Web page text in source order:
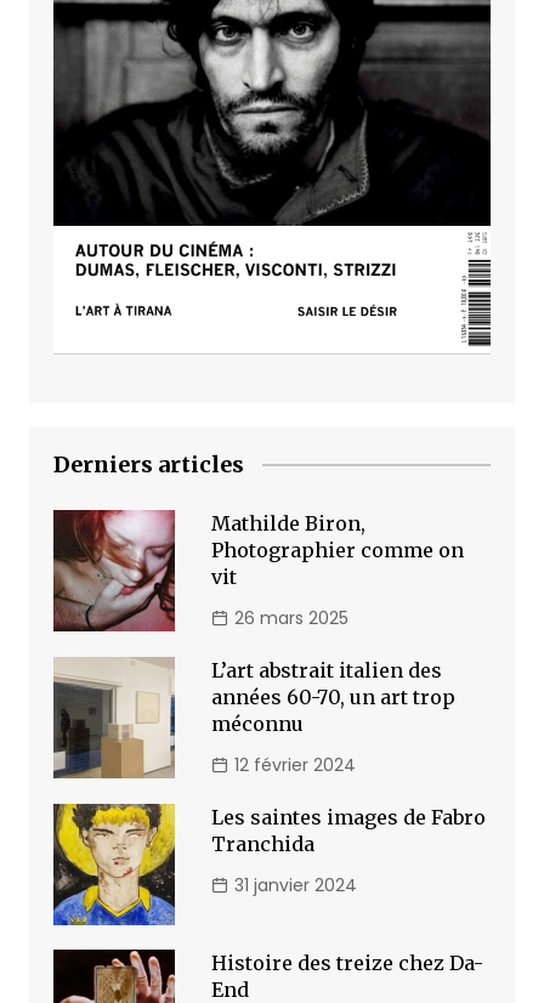
Derniers articles
Mathilde Biron,
Photographier comme on
vit
26 mars 2025
L’art abstrait italien des
années 60-70, un art trop
méconnu
12 février 2024
Les saintes images de Fabro
Tranchida
31 janvier 2024
Histoire des treize chez Da-
End